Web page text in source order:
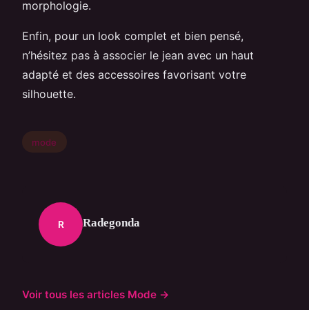
morphologie.
Enfin, pour un look complet et bien pensé,
n’hésitez pas à associer le jean avec un haut
adapté et des accessoires favorisant votre
silhouette.
mode
R Radegonda
Voir tous les articles Mode →